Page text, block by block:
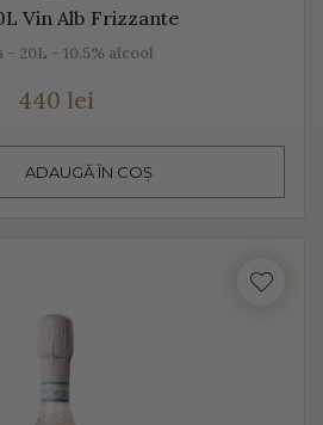
se prezintă ca un buchet
obicei, Prosecco este un vin sec,
Dry Prosecco pentru echilibrul
dulceața fructelor și
Vin Alb Frizzante
- 20L - 10.5% alcool
440 lei
ADAUGĂ ÎN COȘ